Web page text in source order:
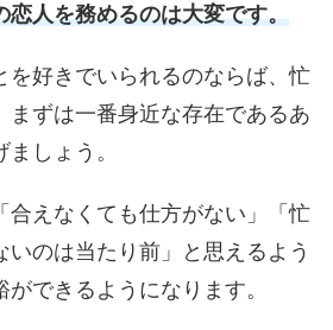
恋人を務めるのは大変です。
を好きでいられるのならば、忙
まずは一番身近な存在であるあ
しょう。
合えなくても仕方がない」「忙
いのは当たり前」と思えるよう
できるようになります。